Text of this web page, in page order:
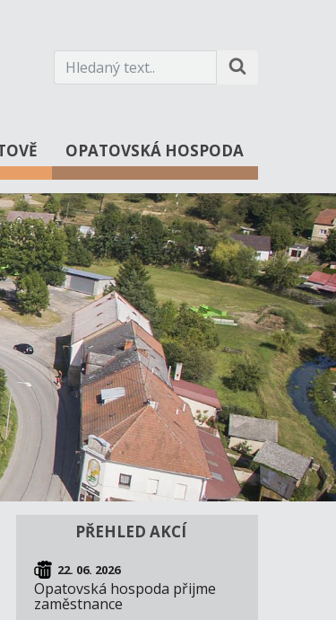
OPATOVSKÁ HOSPODA
PŘEHLED AKCÍ
22. 06. 2026
Opatovská hospoda přijme
zaměstnance